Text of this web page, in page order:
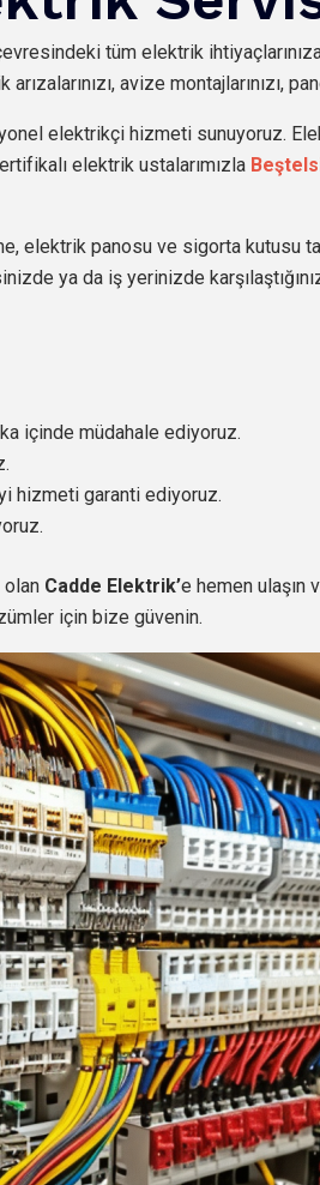
tüm elektrik
avize montajlarınızı,
elektrikçi hizmeti sunuyoruz.
elektrik ustalarımızla
elektrik panosu ve sigorta kutusu
ya da iş yerinizde
içinde müdahale ediyoruz.
hizmeti garanti ediyoruz.
olan Cadde Elektrik’e hemen ulaşın
için bize güvenin.